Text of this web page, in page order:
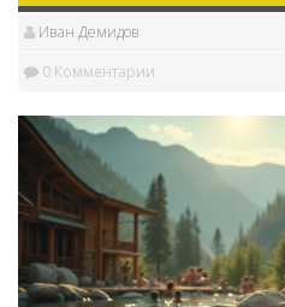
Иван Демидов
0 Комментарии